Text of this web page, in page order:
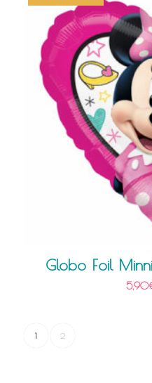
Globo Foil
5,90
1 2